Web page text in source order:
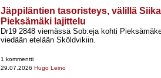
Jäppiläntien tasoristeys, välillä
Pieksämäki lajittelu
Dr19 2848 viemässä Sob:eja kohti
viedään etelään Sköldvikiin.
1 kommentti
29.07.2026 Hugo Leino